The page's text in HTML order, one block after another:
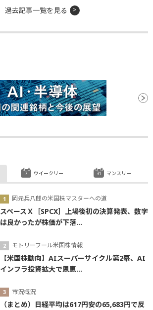
過去記事一覧を見る
岡元兵八郎の米国株マスターへの道
スペースＸ［SPCX］上場後初の決算発表、数字
は良かったが株価が下落...
モトリーフール米国株情報
【米国株動向】AIスーパーサイクル第2幕、AI
インフラ投資拡大で恩恵...
市況概況
（まとめ）日経平均は617円安の65,683円で反
ウイークリー マンスリー